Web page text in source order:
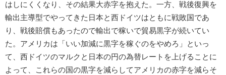
はしにくくなり、その結果大赤字を抱えた。一方、戦後復興を
輸出主導型でやってきた日本と西ドイツはともに戦敗国であ
り、戦後賠償もあったので輸出で稼いで貿易黒字が続いてい
た。アメリカは「いい加減に黒字を稼ぐのをやめろ」といっ
て、西ドイツのマルクと日本の円の為替レートを上げることに
よって、これらの国の黒字を減らしてアメリカの赤字を減らそ